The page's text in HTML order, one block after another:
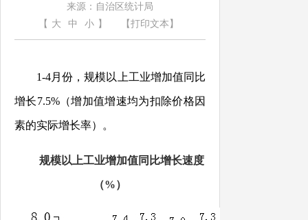
来源：自治区统计局
【 大 中 小 】 【打印文本】
1-4月份 ，规模以上工业增加值同比
增长7.5%（增加值增速均为扣除价格因
素的实际增长率）。
规模以上工业增加值同比增长速度
（%）